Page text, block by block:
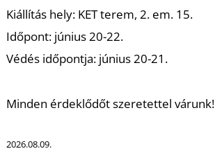
Kiállítás hely: KET terem, 2. em. 15.
Időpont: június 20-22.
Védés időpontja: június 20-21.
Minden érdeklődőt szeretettel várunk!
2026.08.09.